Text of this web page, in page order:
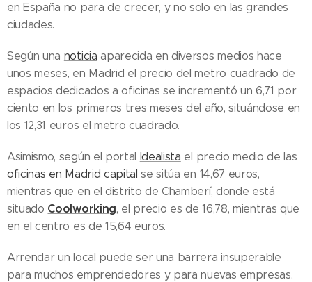
en España no para de crecer, y no solo en las grandes
ciudades.
Según una noticia aparecida en diversos medios hace
unos meses, en Madrid el precio del metro cuadrado de
espacios dedicados a oficinas se incrementó un 6,71 por
ciento en los primeros tres meses del año, situándose en
los 12,31 euros el metro cuadrado.
Asimismo, según el portal Idealista el precio medio de las
oficinas en Madrid capital se sitúa en 14,67 euros,
mientras que en el distrito de Chamberí, donde está
situado Coolworking, el precio es de 16,78, mientras que
en el centro es de 15,64 euros.
Arrendar un local puede ser una barrera insuperable
para muchos emprendedores y para nuevas empresas.